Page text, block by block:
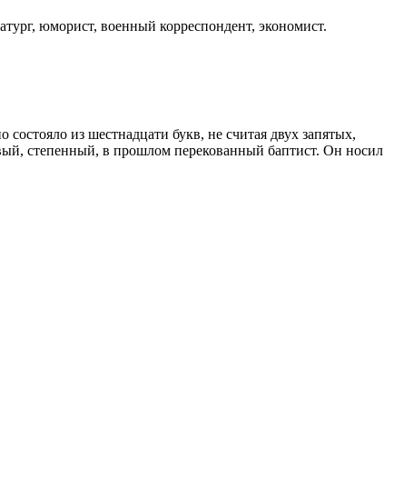
юморист, военный корреспондент, экономист.
из шестнадцати букв, не считая двух запятых,
степенный, в прошлом перекованный баптист. Он носил